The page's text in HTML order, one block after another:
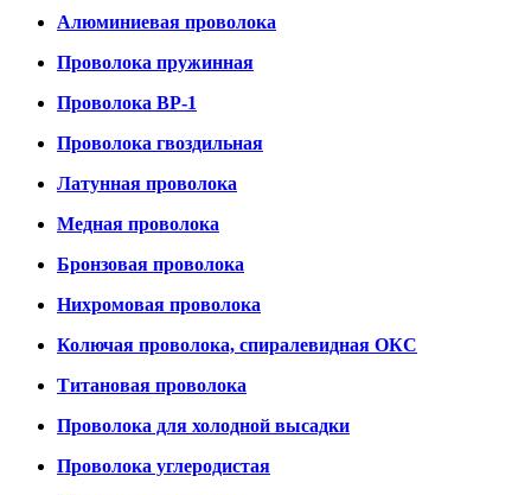
Алюминиевая проволока
Проволока пружинная
Проволока ВР-1
Проволока гвоздильная
Латунная проволока
Медная проволока
Бронзовая проволока
Нихромовая проволока
Колючая проволока, спиралевидная ОКС
Титановая проволока
Проволока для холодной высадки
Проволока углеродистая